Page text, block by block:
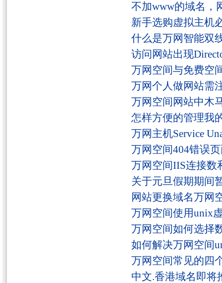
不加www的域名，
新手选购虚拟主机
什么是万网智能双
访问网站出现
万网空间与免费空
万网个人做网站需
万网空间网站中木
怎样方便的管理我
万网主机Service
万网空间404错误
万网空间IIS连接数
关于元旦假期期间
网站更换域名万网
万网空间使用unix
万网空间如何选择
如何解决万网空间
万网空间常见的四
中文.香港域名即将